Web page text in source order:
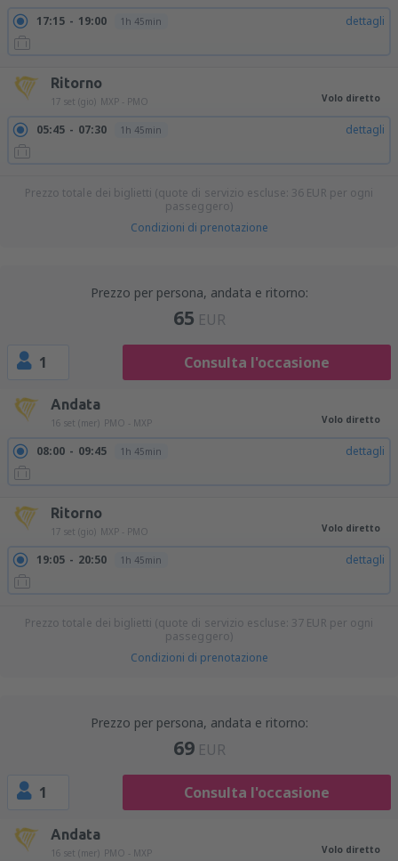
17:15 19:00 1h 45min dettagli
Ritorno
17 set (gio) MXP - PMO Volo diretto
05:45 07:30 1h 45min dettagli
Prezzo totale dei biglietti (quote di servizio escluse: 36 EUR per ogni
passeggero)
Condizioni di prenotazione
Prezzo per persona, andata e ritorno:
65 EUR
1 Consulta l'occasione
Andata
16 set (mer) PMO - MXP Volo diretto
08:00 09:45 1h 45min dettagli
Ritorno
17 set (gio) MXP - PMO Volo diretto
19:05 20:50 1h 45min dettagli
Prezzo totale dei biglietti (quote di servizio escluse: 37 EUR per ogni
passeggero)
Condizioni di prenotazione
Prezzo per persona, andata e ritorno:
69 EUR
1 Consulta l'occasione
Andata
16 set (mer) PMO - MXP Volo diretto